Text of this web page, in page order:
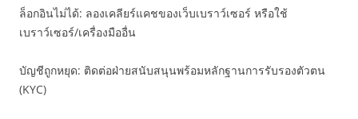
ล็อกอินไม่ได้: ลองเคลียร์แคชของเว็บเบราว์เซอร์ หรือใช้
เบราว์เซอร์/เครื่องมืออื่น
บัญชีถูกหยุด: ติดต่อฝ่ายสนับสนุนพร้อมหลักฐานการรับรองตัวตน
(KYC)